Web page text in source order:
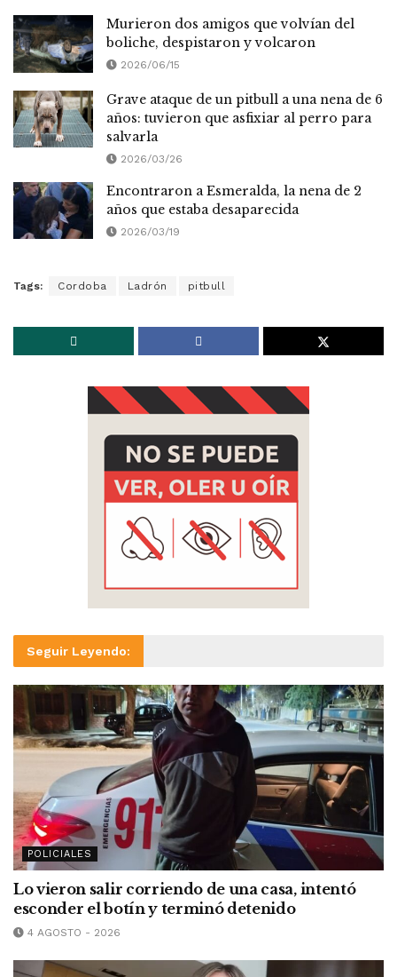
Murieron dos amigos que volvían del
boliche, despistaron y volcaron
2026/06/15
Grave ataque de un pitbull a una nena de 6
años: tuvieron que asfixiar al perro para
salvarla
2026/03/26
Encontraron a Esmeralda, la nena de 2
años que estaba desaparecida
2026/03/19
Tags: Cordoba Ladrón pitbull
Seguir Leyendo:
POLICIALES
Lo vieron salir corriendo de una casa, intentó
esconder el botín y terminó detenido
4 AGOSTO - 2026